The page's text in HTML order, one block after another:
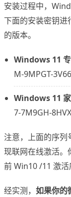
安装过程中，
下面的安装密钥进
的版本。
Windows 11 专
M-9MPGT-
Windows 11 家
7-7M9GH-
注意，上面的序列
现联网在线激活。
前 Win10 /11 激活
经实测， 如果你的